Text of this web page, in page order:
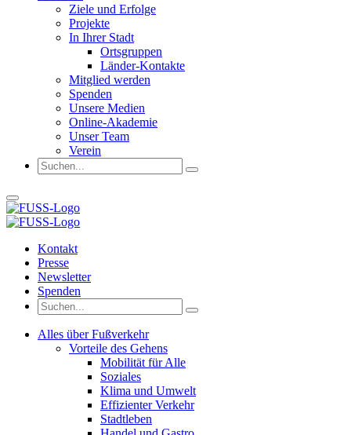
Ziele und Erfolge
Projekte
In Ihrer Stadt
Ortsgruppen
Länder-Kontakte
Mitglied werden
Spenden
Unsere Medien
Online-Akademie
Unser Team
Verein
Kontakt
Presse
Newsletter
Spenden
Alles über Fußverkehr
Vorteile des Gehens
Mobilität für Alle
Soziales
Klima und Umwelt
Effizienter Verkehr
Stadtleben